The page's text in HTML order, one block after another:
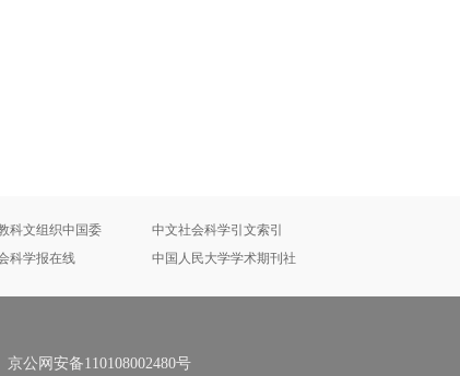
科文组织中国委
中文社会科学引文索引
科学报在线 中国人民大学学术期刊社
公网安备110108002480号